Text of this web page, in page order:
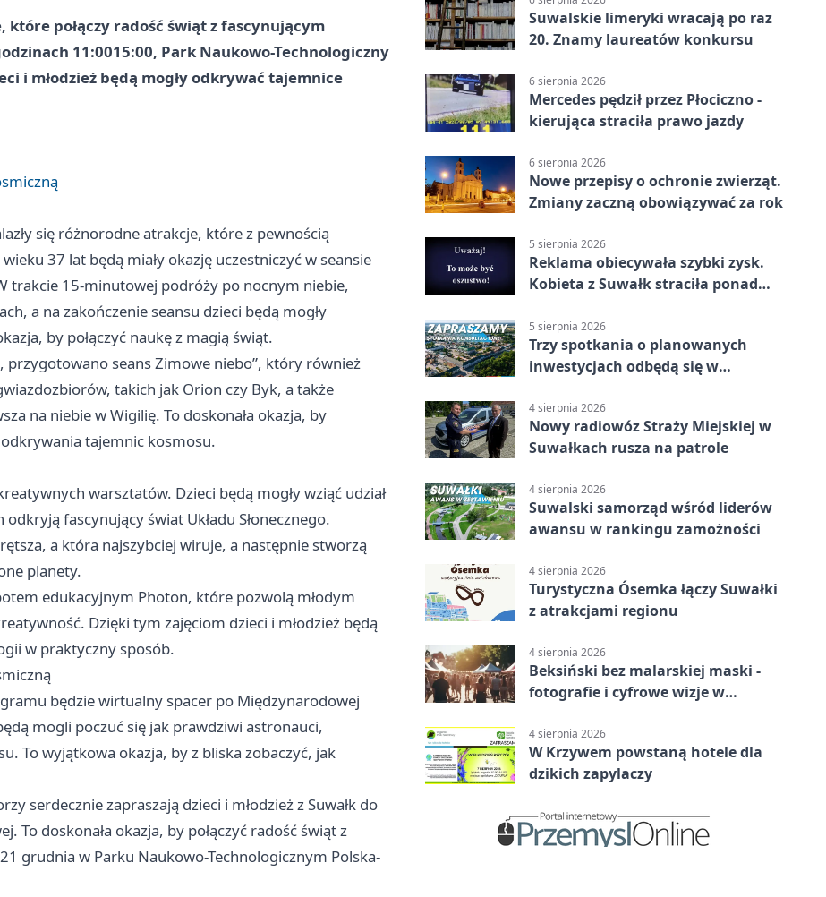
które połączy radość świąt z fascynującym
11:0015:00, Park Naukowo-Technologiczny
i młodzież będą mogły odkrywać tajemnice
się różnorodne atrakcje, które z pewnością
37 lat będą miały okazję uczestniczyć w seansie
trakcie 15-minutowej podróży po nocnym niebie,
a na zakończenie seansu dzieci będą mogły
by połączyć naukę z magią świąt.
seans Zimowe niebo”, który również
takich jak Orion czy Byk, a także
na niebie w Wigilię. To doskonała okazja, by
tajemnic kosmosu.
warsztatów. Dzieci będą mogły wziąć udział
fascynujący świat Układu Słonecznego.
a która najszybciej wiruje, a następnie stworzą
planety.
edukacyjnym Photon, które pozwolą młodym
Dzięki tym zajęciom dzieci i młodzież będą
w praktyczny sposób.
będzie wirtualny spacer po Międzynarodowej
mogli poczuć się jak prawdziwi astronauci,
To wyjątkowa okazja, by z bliska zobaczyć, jak
serdecznie zapraszają dzieci i młodzież z Suwałk do
To doskonała okazja, by połączyć radość świąt z
grudnia w Parku Naukowo-Technologicznym Polska-
Suwalskie limeryki wracają po raz
20. Znamy laureatów konkursu
6 sierpnia 2026
Mercedes pędził przez Płociczno -
kierująca straciła prawo jazdy
6 sierpnia 2026
Nowe przepisy o ochronie zwierząt.
Zmiany zaczną obowiązywać za rok
5 sierpnia 2026
Reklama obiecywała szybki zysk.
Kobieta z Suwałk straciła ponad
5 sierpnia 2026
Trzy spotkania o planowanych
inwestycjach odbędą się w
4 sierpnia 2026
Nowy radiowóz Straży Miejskiej w
Suwałkach rusza na patrole
4 sierpnia 2026
Suwalski samorząd wśród liderów
awansu w rankingu zamożności
4 sierpnia 2026
Turystyczna Ósemka łączy Suwałki
z atrakcjami regionu
4 sierpnia 2026
Beksiński bez malarskiej maski -
fotografie i cyfrowe wizje w
4 sierpnia 2026
W Krzywem powstaną hotele dla
dzikich zapylaczy